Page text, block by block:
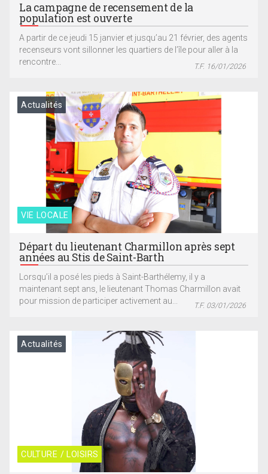
La campagne de recensement de la
population est ouverte
A partir de ce jeudi 15 janvier et jusqu’au 21 février, des agents
recenseurs vont sillonner les quartiers de l’île pour aller à la
rencontre...
T.F. 16/01/2026
VIE LOCALE
Actualités
Départ du lieutenant Charmillon après sept
années au Stis de Saint-Barth
Lorsqu’il a posé les pieds à Saint-Barthélemy, il y a
maintenant sept ans, le lieutenant Thomas Charmillon avait
pour mission de participer activement au...
T.F. 03/01/2026
CULTURE / LOISIRS
Actualités